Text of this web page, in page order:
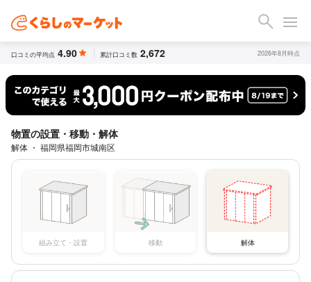
口コミの平均点 4.90 累計口コミ数 2,672 2026年8月時点
物置の設置・移動・解体
解体 ・ 福岡県福岡市城南区
組み立て・設置 移動 解体